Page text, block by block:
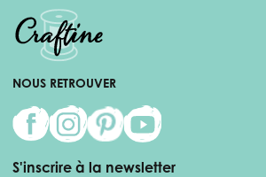
NOUS RETROUVER
S'inscrire à la newsletter